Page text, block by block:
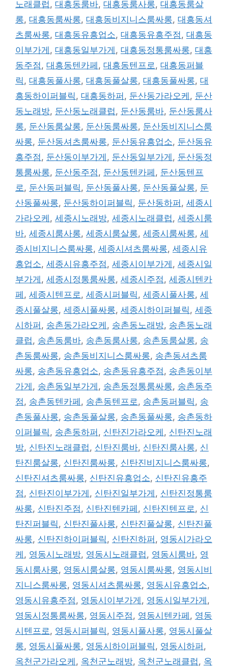
노래클럽, 대흥동룸바, 대흥동룸사롱, 대흥동룸살
롱, 대흥동룸싸롱, 대흥동비지니스룸싸롱, 대흥동셔
츠룸싸롱, 대흥동유흥업소, 대흥동유흥주점, 대흥동
이부가게 , 대흥동일부가게 , 대흥동정통룸싸롱, 대흥
동주점, 대흥동텐카페 , 대흥동텐프로, 대흥동퍼블
릭, 대흥동풀사롱, 대흥동풀살롱, 대흥동풀싸롱, 대
흥동하이퍼블릭, 대흥동하퍼 , 둔산동가라오케 , 둔산
동노래방, 둔산동노래클럽, 둔산동룸바, 둔산동룸사
롱, 둔산동룸살롱, 둔산동룸싸롱, 둔산동비지니스룸
싸롱, 둔산동셔츠룸싸롱, 둔산동유흥업소, 둔산동유
흥주점, 둔산동이부가게 , 둔산동일부가게 , 둔산동정
통룸싸롱, 둔산동주점, 둔산동텐카페 , 둔산동텐프
로, 둔산동퍼블릭, 둔산동풀사롱, 둔산동풀살롱, 둔
산동풀싸롱, 둔산동하이퍼블릭, 둔산동하퍼 , 세종시
가라오케 , 세종시노래방, 세종시노래클럽, 세종시룸
바, 세종시룸사롱, 세종시룸살롱, 세종시룸싸롱, 세
종시비지니스룸싸롱, 세종시셔츠룸싸롱, 세종시유
흥업소, 세종시유흥주점, 세종시이부가게 , 세종시일
부가게 , 세종시정통룸싸롱, 세종시주점, 세종시텐카
페 , 세종시텐프로, 세종시퍼블릭, 세종시풀사롱, 세
종시풀살롱, 세종시풀싸롱, 세종시하이퍼블릭, 세종
시하퍼 , 송촌동가라오케 , 송촌동노래방, 송촌동노래
클럽, 송촌동룸바, 송촌동룸사롱, 송촌동룸살롱, 송
촌동룸싸롱, 송촌동비지니스룸싸롱, 송촌동셔츠룸
싸롱, 송촌동유흥업소, 송촌동유흥주점, 송촌동이부
가게 , 송촌동일부가게 , 송촌동정통룸싸롱, 송촌동주
점, 송촌동텐카페 , 송촌동텐프로, 송촌동퍼블릭, 송
촌동풀사롱, 송촌동풀살롱, 송촌동풀싸롱, 송촌동하
이퍼블릭, 송촌동하퍼 , 신탄진가라오케 , 신탄진노래
방, 신탄진노래클럽, 신탄진룸바, 신탄진룸사롱, 신
탄진룸살롱, 신탄진룸싸롱, 신탄진비지니스룸싸롱,
신탄진셔츠룸싸롱, 신탄진유흥업소, 신탄진유흥주
점, 신탄진이부가게 , 신탄진일부가게 , 신탄진정통룸
싸롱, 신탄진주점, 신탄진텐카페 , 신탄진텐프로, 신
탄진퍼블릭, 신탄진풀사롱, 신탄진풀살롱, 신탄진풀
싸롱, 신탄진하이퍼블릭, 신탄진하퍼 , 영동시가라오
케 , 영동시노래방, 영동시노래클럽, 영동시룸바, 영
동시룸사롱, 영동시룸살롱, 영동시룸싸롱, 영동시비
지니스룸싸롱, 영동시셔츠룸싸롱, 영동시유흥업소,
영동시유흥주점, 영동시이부가게 , 영동시일부가게 ,
영동시정통룸싸롱, 영동시주점, 영동시텐카페 , 영동
시텐프로, 영동시퍼블릭, 영동시풀사롱, 영동시풀살
롱, 영동시풀싸롱, 영동시하이퍼블릭, 영동시하퍼 ,
옥천군가라오케 , 옥천군노래방, 옥천군노래클럽, 옥